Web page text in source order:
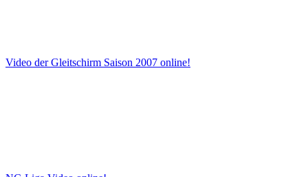
Video der Gleitschirm Saison 2007 online!